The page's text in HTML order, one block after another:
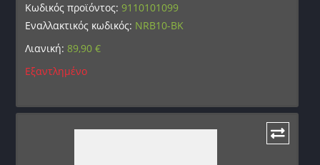
Κωδικός προϊόντος:9110101099
Εναλλακτικός κωδικός: NRB10-BK
Λιανική:89,90€
Εξαντλημένο